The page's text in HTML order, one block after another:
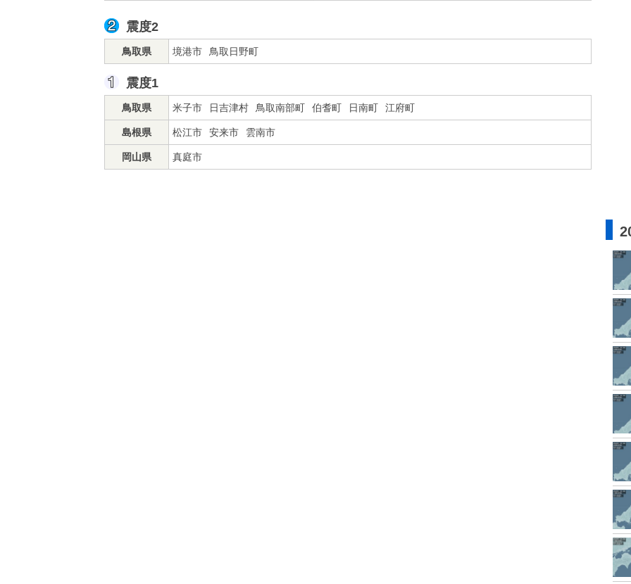
震度2
鳥取県 境港市 鳥取日野町
震度1
鳥取県 米子市 日吉津村 鳥取南部町 伯耆町 日南町 江府町
島根県 松江市 安来市 雲南市
岡山県 真庭市